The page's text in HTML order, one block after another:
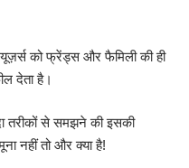
को फ्रेंड्स और फैमिली की ही
देता है।
तरीकों से समझने की इसकी
नहीं तो और क्या है!